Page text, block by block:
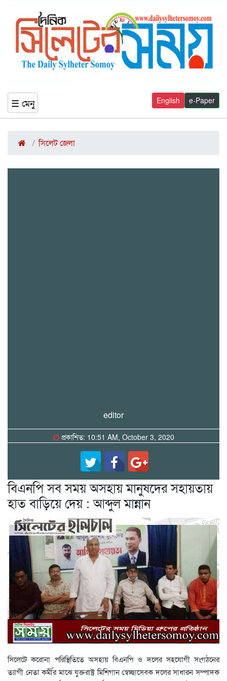
☰ মেনু e-Paper
English
সিলেট জেলা
editor
প্রকাশিত: 10:51 AM, October 3, 2020
বিএনপি সব সময় অসহায় মানুষদের সহায়তায়
হাত বাড়িয়ে দেয় : আব্দুল মান্নান
সিলেটে করোনা পরিস্থিতিতে অসহায় বিএনপি ও দলের সহযোগী সংগঠনের
ত্যাগী নেতা কর্মীর মাঝে যুক্তরাষ্ট্র মিশিগান স্বেচ্ছাসেবক দলের সাধারন সম্পাদক